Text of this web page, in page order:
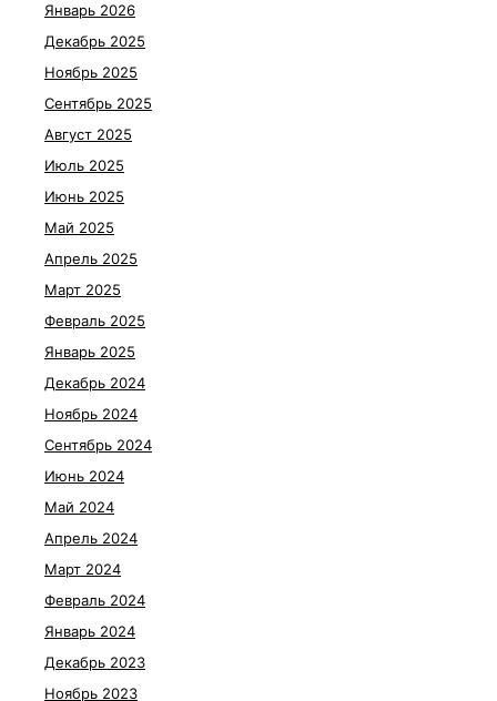
Январь 2026
Декабрь 2025
Ноябрь 2025
Сентябрь 2025
Август 2025
Июль 2025
Июнь 2025
Май 2025
Апрель 2025
Март 2025
Февраль 2025
Январь 2025
Декабрь 2024
Ноябрь 2024
Сентябрь 2024
Июнь 2024
Май 2024
Апрель 2024
Март 2024
Февраль 2024
Январь 2024
Декабрь 2023
Ноябрь 2023